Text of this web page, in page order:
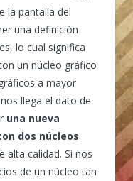
la pantalla del
una definición
lo cual significa
un núcleo gráfico
a mayor
llega el dato de
una nueva
dos núcleos
alta calidad. Si nos
de un núcleo tan